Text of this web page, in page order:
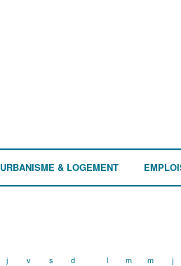
URBANISME & LOGEMENT
j v s d l m m j